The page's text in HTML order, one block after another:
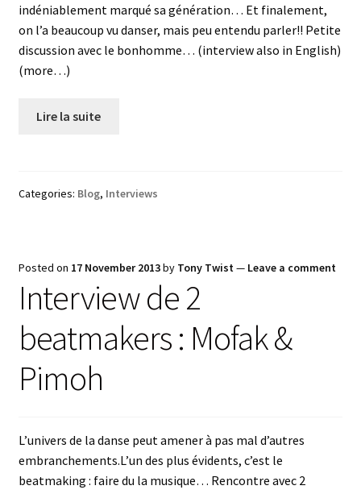
indéniablement marqué sa génération… Et finalement,
on l’a beaucoup vu danser, mais peu entendu parler!! Petite
discussion avec le bonhomme… (interview also in English)
(more…)
Lire la suite
Categories: Blog, Interviews
Posted on 17 November 2013by Tony Twist— Leave a comment
Interview de 2
beatmakers : Mofak &
Pimoh
L’univers de la danse peut amener à pas mal d’autres
embranchements.L’un des plus évidents, c’est le
beatmaking : faire du la musique… Rencontre avec 2